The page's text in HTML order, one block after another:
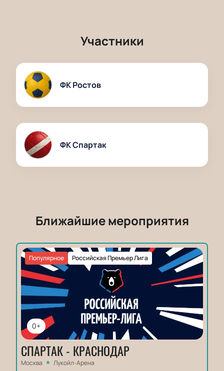
Участники
ФК Ростов
ФК Спартак
Ближайшие мероприятия
0+
Российская Премьер Лига
Популярное
СПАРТАК - КРАСНОДАР
Москва Лукойл-Арена